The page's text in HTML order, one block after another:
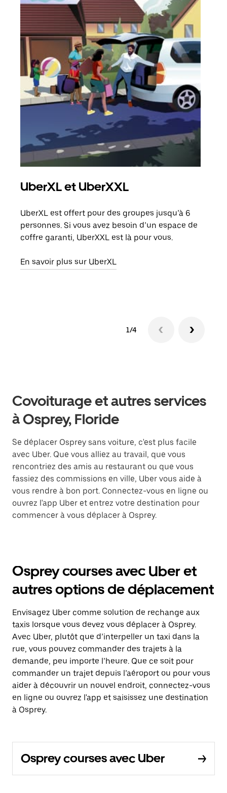
UberXL et UberXXL
UberXL est offert pour des groupes jusqu’à 6
personnes. Si vous avez besoin d’un espace de
coffre garanti, UberXXL est là pour vous.
En savoir plus sur UberXL
1/4
Covoiturage et autres services
à Osprey, Floride
Se déplacer Osprey sans voiture, c'est plus facile
avec Uber. Que vous alliez au travail, que vous
rencontriez des amis au restaurant ou que vous
fassiez des commissions en ville, Uber vous aide à
vous rendre à bon port. Connectez-vous en ligne ou
ouvrez l'app Uber et entrez votre destination pour
commencer à vous déplacer à Osprey.
Osprey courses avec Uber et
autres options de déplacement
Envisagez Uber comme solution de rechange aux
taxis lorsque vous devez vous déplacer à Osprey.
Avec Uber, plutôt que d’interpeller un taxi dans la
rue, vous pouvez commander des trajets à la
demande, peu importe l’heure. Que ce soit pour
commander un trajet depuis l’aéroport ou pour vous
aider à découvrir un nouvel endroit, connectez-vous
en ligne ou ouvrez l'app et saisissez une destination
à Osprey.
Osprey courses avec Uber